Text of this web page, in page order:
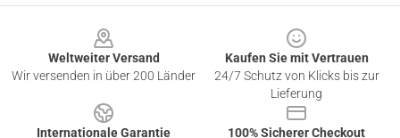
Weltweiter Versand
Wir versenden in über 200 Länder
Kaufen Sie mit Vertrauen
24/7 Schutz von Klicks bis zur
Lieferung
Internationale Garantie
100% Sicherer Checkout